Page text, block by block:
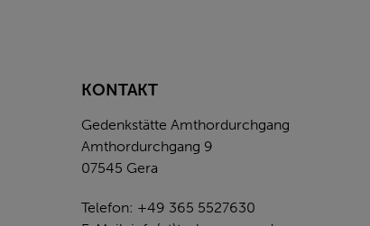
KONTAKT
Gedenkstätte Amthordurchgang
Amthordurchgang 9
07545 Gera
Telefon: +49 365 5527630